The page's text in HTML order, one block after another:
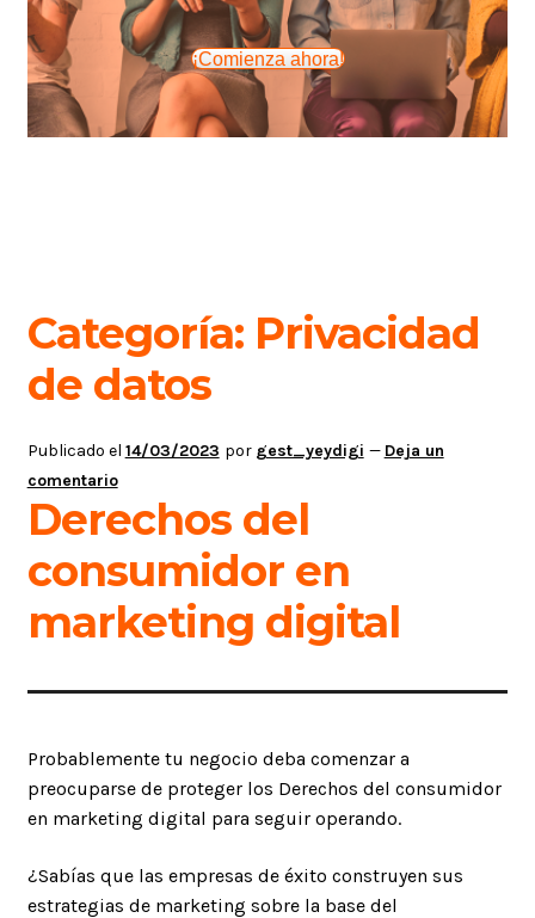
¡Comienza ahora!
Categoría: Privacidad
de datos
Publicado el 14/03/2023 por gest_yeydigi — Deja un
comentario
Derechos del
consumidor en
marketing digital
Probablemente tu negocio deba comenzar a
preocuparse de proteger los Derechos del consumidor
en marketing digital para seguir operando.
¿Sabías que las empresas de éxito construyen sus
estrategias de marketing sobre la base del